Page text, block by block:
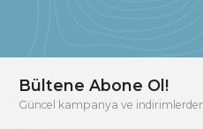
Bültene Abone Ol!
Güncel kampanya ve